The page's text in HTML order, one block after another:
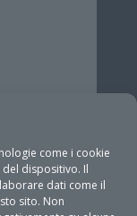
come i cookie
dispositivo. Il
dati come il
sito. Non